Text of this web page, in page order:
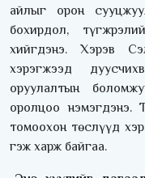
айлыг орон
бохирдол,
хийгдэнэ. Хэрэв
хэрэгжээд
оруулалтын
оролцоо нэмэгдэнэ.
томоохон төслүүд
гэж харж байгаа.